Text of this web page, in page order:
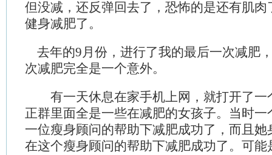
但没减，还反弹回去了，恐怖的是还有肌
健身减肥了。
去年的9月份，进行了我的最后一次减肥
次减肥完全是一个意外。
有一天休息在家手机上网，就打开了一
正群里面全是一些在减肥的女孩子。当时
一位瘦身顾问的帮助下减肥成功了，而且
在这个瘦身顾问的帮助下减肥成功了。可